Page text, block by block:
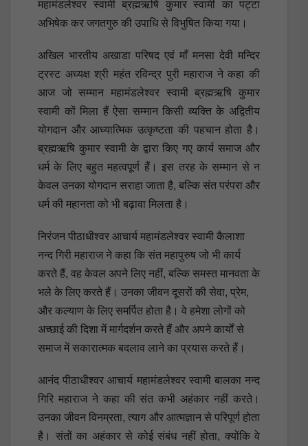
महामंडलेश्वर स्वामी ब्रह्मऋषि कुमार स्वामी का पट्टा
अभिषेक कर जगतगुरु की उपाधि से विभुषित किया गया।
अखिल भारतीय अखाडा परिषद एवं माँ मनसा देवी मन्दिर
ट्रस्ट अध्यक्ष श्री महंत रविन्द्र पुरी महाराज ने कहा की
आज जो सम्मान महामंडलेश्वर स्वामी ब्रह्मऋषि कुमार
स्वामी कों मिला हैं ऐसा सम्मान किसी व्यक्ति के अद्वितीय
योगदान और आध्यात्मिक उत्कृष्टता की पहचान होता है।
ब्रह्मऋषि कुमार स्वामी के द्वारा किए गए कार्य समाज और
धर्म के लिए बहुत महत्वपूर्ण हैं। इस तरह के सम्मान से न
केवल उनका योगदान सराहा जाता है, बल्कि संत परंपरा और
धर्म की महानता को भी बढ़ावा मिलता है।
निरंजन पीठाधीश्वर आचार्य महामंडलेश्वर स्वामी कैलाशा
नन्द गिरी महाराज ने कहा कि संत महापुरुष जो भी कार्य
करते हैं, वह केवल अपने लिए नहीं, बल्कि समस्त मानवता के
भले के लिए करते हैं। उनका जीवन दूसरों की सेवा, प्रेम,
और कल्याण के लिए समर्पित होता है। वे हमेशा लोगों को
अच्छाई की दिशा में मार्गदर्शन करते हैं और अपने कार्यों से
समाज में सकारात्मक बदलाव लाने का प्रयास करते हैं।
आनंद पीठाधीश्वर आचार्य महामंडलेश्वर स्वामी बालका नन्द
गिरि महाराज ने कहा की संत कभी अहंकार नहीं करते।
उनका जीवन विनम्रता, त्याग और आत्मज्ञान से परिपूर्ण होता
है। संतों का अहंकार से कोई संबंध नहीं होता, क्योंकि वे